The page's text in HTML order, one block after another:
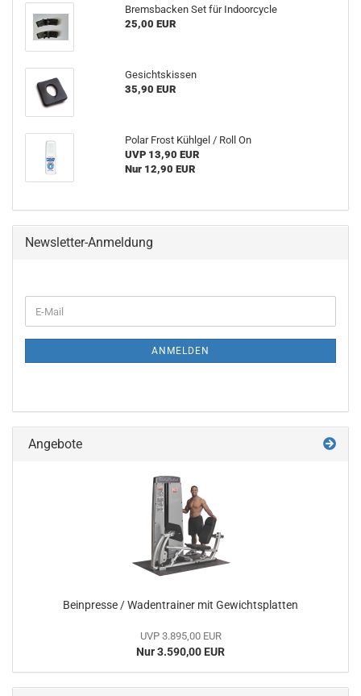
Bremsbacken Set für Indoorcycle
25,00 EUR
Gesichtskissen
35,90 EUR
Polar Frost Kühlgel / Roll On
UVP 13,90 EUR
Nur 12,90 EUR
Newsletter-Anmeldung
ZUR
E-
Mail
ANMELDEN
Angebote
Beinpresse / Wadentrainer mit Gewichtsplatten
UVP 3.895,00 EUR
Nur 3.590,00 EUR